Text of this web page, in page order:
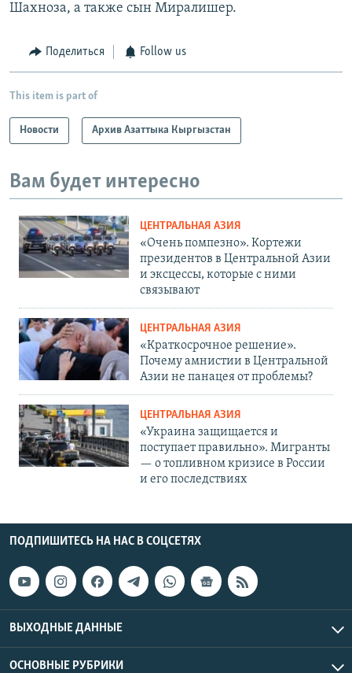
Шахноза, а также сын Миралишер.
Поделиться Follow us
This item is part of
Новости Архив Азаттыка Кыргызстан
Вам будет интересно
ЦЕНТРАЛЬНАЯ АЗИЯ
«Очень помпезно». Кортежи
президентов в Центральной Азии
и эксцессы, которые с ними
связывают
ЦЕНТРАЛЬНАЯ АЗИЯ
«Краткосрочное решение».
Почему амнистии в Центральной
Азии не панацея от проблемы?
ЦЕНТРАЛЬНАЯ АЗИЯ
«Украина защищается и
поступает правильно». Мигранты
— о топливном кризисе в России
и его последствиях
ПОДПИШИТЕСЬ НА НАС В СОЦСЕТЯХ
ВЫХОДНЫЕ ДАННЫЕ
ОСНОВНЫЕ РУБРИКИ